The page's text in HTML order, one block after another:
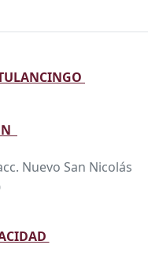
Nuevo San Nicolás